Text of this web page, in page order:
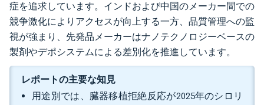
症を追求しています。インドおよび中国のメーカー間での
競争激化によりアクセスが向上する一方、品質管理への監
視が強まり、先発品メーカーはナノテクノロジーベースの
製剤やデポシステムによる差別化を推進しています。
レポートの主要な知見
用途別では、臓器移植拒絶反応が2025年のシロリ